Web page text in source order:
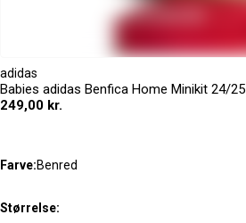
adidas
Babies adidas Benfica Home Minikit 24/25
249,00 kr.
Farve:Benred
Størrelse: